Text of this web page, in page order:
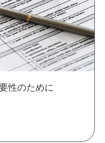
性のために